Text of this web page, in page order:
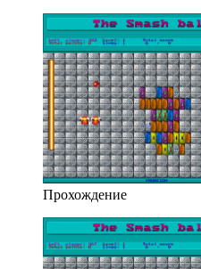
Прохождение